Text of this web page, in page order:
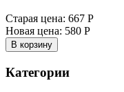
Старая цена: 667 Р
Новая цена: 580 Р
В корзину
Категории